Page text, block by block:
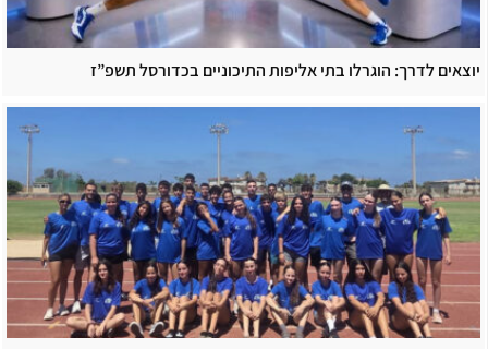
יוצאים לדרך: הוגרלו בתי אליפות התיכוניים בכדורסל תשפ”ז